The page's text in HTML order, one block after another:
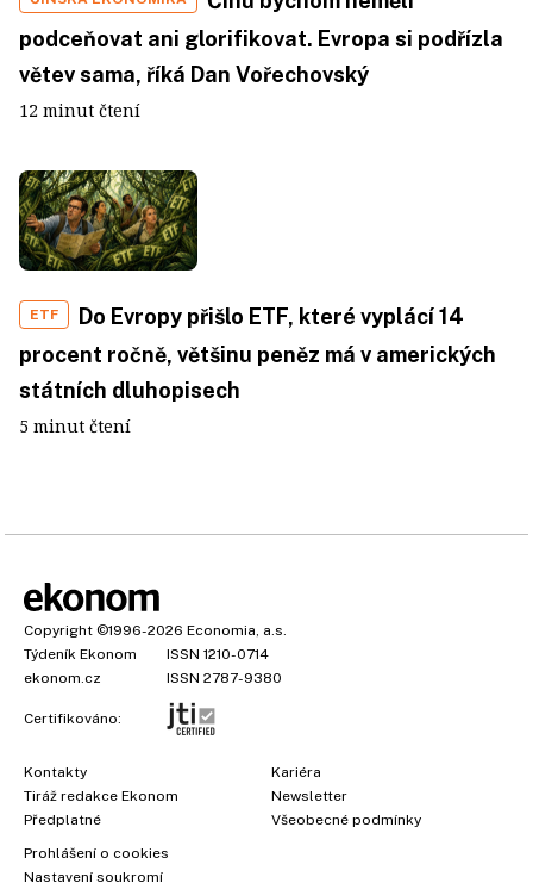
podceňovat ani glorifikovat. Evropa si podřízla
větev sama, říká Dan Vořechovský
12 minut čtení
ETF
Do Evropy přišlo ETF, které vyplácí 14
procent ročně, většinu peněz má v amerických
státních dluhopisech
5 minut čtení
Copyright ©1996-2026 Economia, a.s.
Týdeník Ekonom
ISSN 1210-0714
ekonom.cz
ISSN 2787-9380
Certifikováno:
Kontakty
Tiráž redakce Ekonom
Předplatné
Kariéra
Newsletter
Všeobecné podmínky
Prohlášení o cookies
Nastavení soukromí